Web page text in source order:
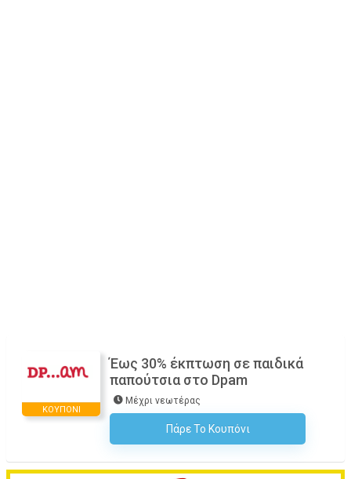
ΚΟΥΠΌΝΙ
Έως 30% έκπτωση σε παιδικά
παπούτσια στο Dpam
Μέχρι νεωτέρας
Πάρε Το Κουπόνι